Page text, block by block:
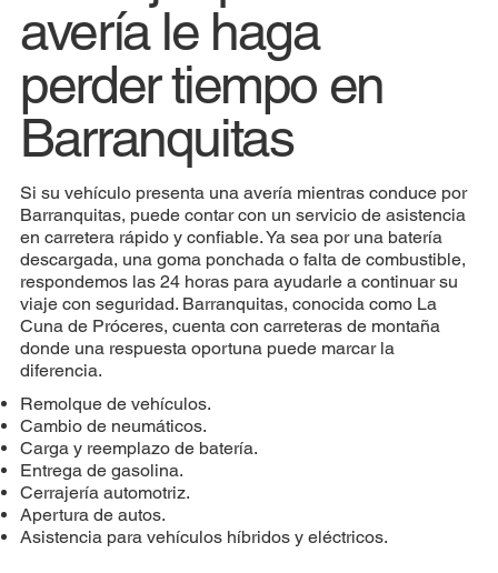
avería le haga
perder tiempo en
Barranquitas
Si su vehículo presenta una avería mientras conduce por
Barranquitas, puede contar con un servicio de asistencia
en carretera rápido y confiable. Ya sea por una batería
descargada, una goma ponchada o falta de combustible,
respondemos las 24 horas para ayudarle a continuar su
viaje con seguridad. Barranquitas, conocida como La
Cuna de Próceres, cuenta con carreteras de montaña
donde una respuesta oportuna puede marcar la
diferencia.
Remolque de vehículos.
Cambio de neumáticos.
Carga y reemplazo de batería.
Entrega de gasolina.
Cerrajería automotriz.
Apertura de autos.
Asistencia para vehículos híbridos y eléctricos.